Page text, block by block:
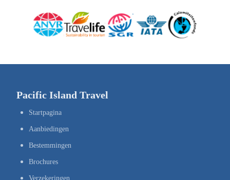
Pacific Island Travel
Startpagina
Aanbiedingen
Bestemmingen
Brochures
Verzekeringen